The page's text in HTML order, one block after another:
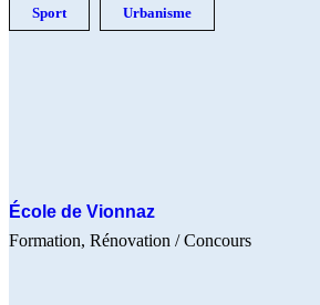
Sport Urbanisme
École de Vionnaz
Formation Rénovation / Concours